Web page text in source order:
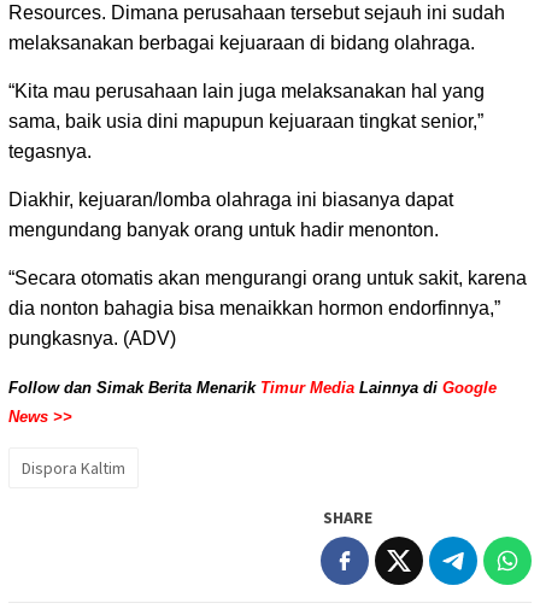
Resources. Dimana perusahaan tersebut sejauh ini sudah
melaksanakan berbagai kejuaraan di bidang olahraga.
“Kita mau perusahaan lain juga melaksanakan hal yang
sama, baik usia dini mapupun kejuaraan tingkat senior,”
tegasnya.
Diakhir, kejuaran/lomba olahraga ini biasanya dapat
mengundang banyak orang untuk hadir menonton.
“Secara otomatis akan mengurangi orang untuk sakit, karena
dia nonton bahagia bisa menaikkan hormon endorfinnya,”
pungkasnya. (ADV)
Follow dan Simak Berita Menarik Timur Media Lainnya di Google
News >>
Dispora Kaltim
SHARE